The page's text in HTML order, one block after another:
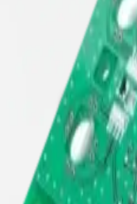
→
Greifer, Gelenke,
Baugruppen.
Mehr erfahren→
Luft- & Raumfahrt